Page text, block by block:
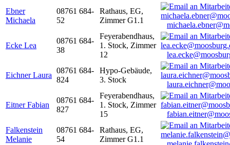
Ebner
Michaela
08761 684-
52
Rathaus, EG,
Zimmer G1.1
Ecke Lea
08761 684-
38
Feyerabendhaus,
1. Stock, Zimmer
12
Eichner Laura
08761 684-
824
Hypo-Gebäude,
3. Stock
Eitner Fabian
08761 684-
827
Feyerabendhaus,
1. Stock, Zimmer
15
Falkenstein
Melanie
08761 684-
54
Rathaus, EG,
Zimmer G1.1